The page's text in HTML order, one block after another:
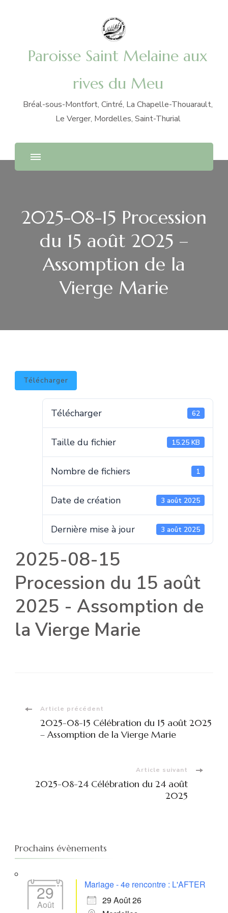
Paroisse Saint Melaine aux
rives du Meu
Bréal-sous-Montfort, Cintré, La Chapelle-Thouarault,
Le Verger, Mordelles, Saint-Thurial
2025-08-15 Procession
du 15 août 2025 –
Assomption de la
Vierge Marie
Télécharger
Télécharger 62
Taille du fichier 15.25 KB
Nombre de fichiers 1
Date de création 3 août 2025
Dernière mise à jour 3 août 2025
2025-08-15
Procession du 15 août
2025 - Assomption de
la Vierge Marie
Navigation
d'article
Article précédent
2025-08-15 Célébration du 15 août 2025
– Assomption de la Vierge Marie
Article suivant
2025-08-24 Célébration du 24 août
2025
Prochains évènements
29
Août
Mariage - 4e rencontre : L'AFTER
29 Août 26